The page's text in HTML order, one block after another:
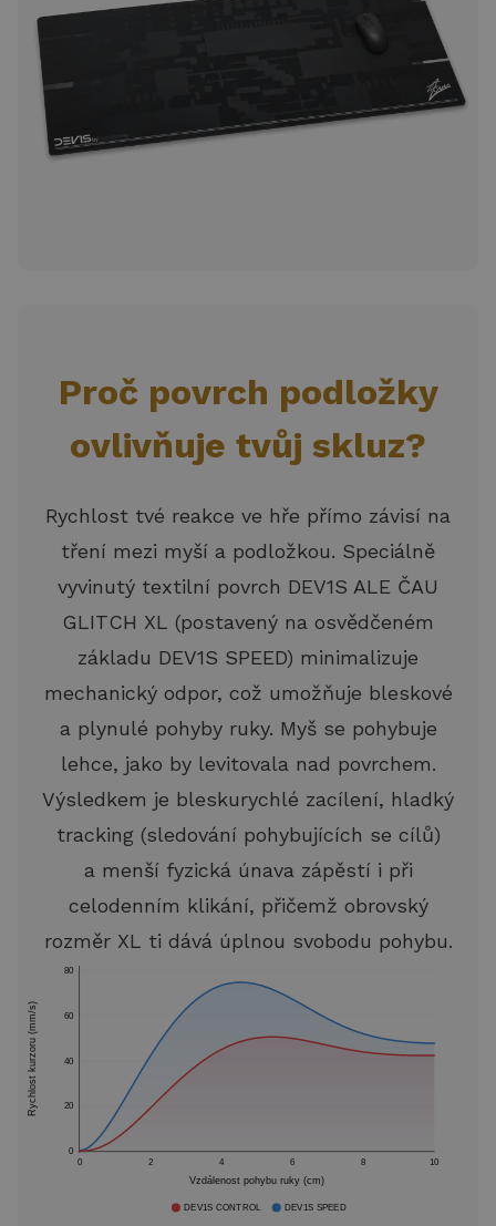
Proč povrch podložky
ovlivňuje tvůj skluz?
Rychlost tvé reakce ve hře přímo závisí na
tření mezi myší a podložkou. Speciálně
vyvinutý textilní povrch DEV1S ALE ČAU
GLITCH XL (postavený na osvědčeném
základu DEV1S SPEED) minimalizuje
mechanický odpor, což umožňuje bleskové
a plynulé pohyby ruky. Myš se pohybuje
lehce, jako by levitovala nad povrchem.
Výsledkem je bleskurychlé zacílení, hladký
tracking (sledování pohybujících se cílů)
a menší fyzická únava zápěstí i při
celodenním klikání, přičemž obrovský
rozměr XL ti dává úplnou svobodu pohybu.